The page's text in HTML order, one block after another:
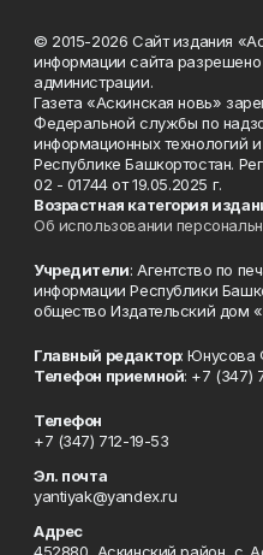
© 2015-2026 Сайт издания
информации сайта разрешено
администрации.
Газета «Аскинская новь»
Федеральной службы по
информационных технологий
Республике Башкортостан.
02 - 01744 от 19.05.2025 г.
Возрастная категория
Об использовании
Учредители: Агентство по
информации Республики
общество Издательский дом
Главный редактор: Юнусова
Телефон приемной: +7 (347)
Телефон
+7 (347) 712-19-53
Эл. почта
yantiyak@yandex.ru
Адрес